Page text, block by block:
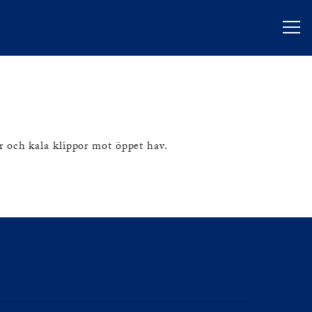
kala klippor mot öppet hav.